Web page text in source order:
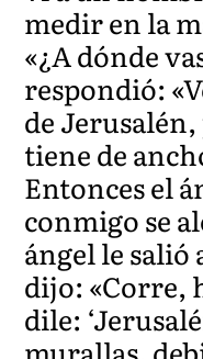
medir en la
«¿A dónde
respondió:
de
tiene de
Entonces el
conmigo se
ángel le salió
dijo: «Corre,
dile: